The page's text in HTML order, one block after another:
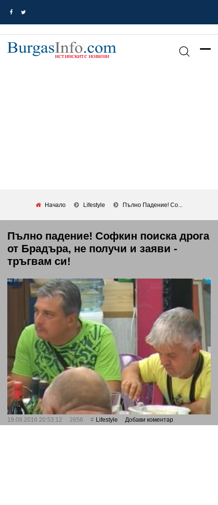
Начало Lifestyle Пълно Падение! Со...
Пълно падение! Софкин поиска дрога
от Брадъра, не получи и заяви -
тръгвам си!
19.09.2016 20:53:12 2656 Lifestyle Добави коментар